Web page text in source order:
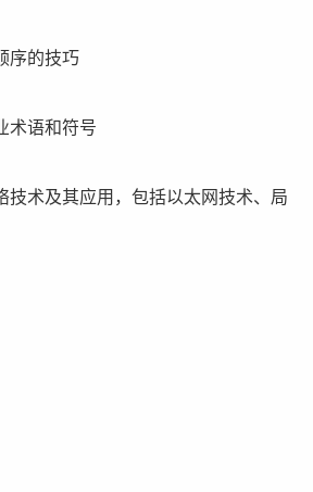
序的技巧
术语和符号
技术及其应用，包括以太网技术、局